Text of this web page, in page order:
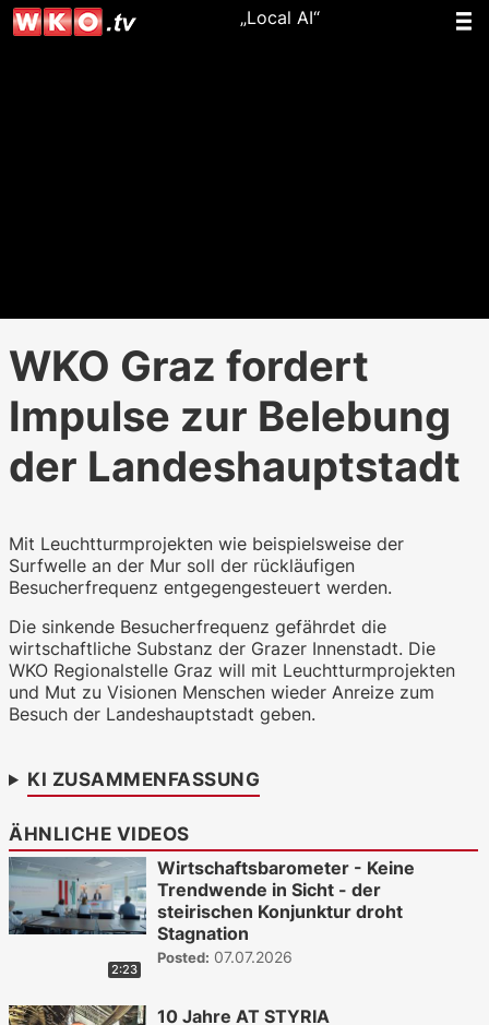
„Local AI“
WKO Graz fordert
Impulse zur Belebung
der Landeshauptstadt
Mit Leuchtturmprojekten wie beispielsweise der
Surfwelle an der Mur soll der rückläufigen
Besucherfrequenz entgegengesteuert werden.
Die sinkende Besucherfrequenz gefährdet die
wirtschaftliche Substanz der Grazer Innenstadt. Die
WKO Regionalstelle Graz will mit Leuchtturmprojekten
und Mut zu Visionen Menschen wieder Anreize zum
Besuch der Landeshauptstadt geben.
KI ZUSAMMENFASSUNG
ÄHNLICHE VIDEOS
2:23
Wirtschaftsbarometer - Keine
Trendwende in Sicht - der
steirischen Konjunktur droht
Stagnation
Posted: 07.07.2026
10 Jahre AT STYRIA
WKO.tv KI (lokales LLM gemma-4-
26b-a4b-it, Blackwell)